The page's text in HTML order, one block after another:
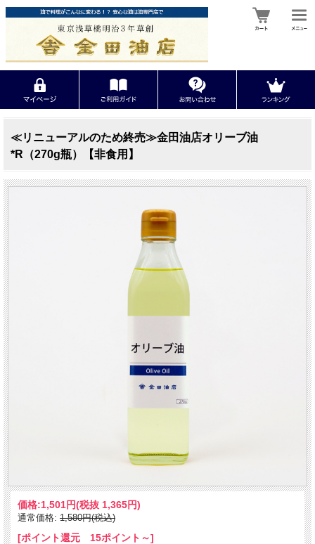
≪リニューアルのため終売≫金田油店オリーブ油
*R（270g瓶）【非食用】
価格:1,501円(税抜 1,365円)
通常価格: 1,580円(税込)
[ポイント還元 15ポイント～]